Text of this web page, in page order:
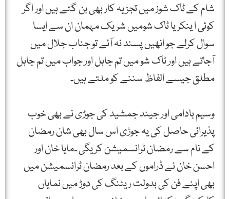
شام کے ٹاک شوز میں تجزیہ کار بھی بن گئے ہیں اور اگر
کوئی ا ینکر یا ٹاک شومیں شریک مہمان ان سے ایسا
سوال کرلے جو انھیں پسند نہ آئے تو جناب جلال میں
آجاتے ہیں اور ٹاک شو میں تم جاہل اور جواب میں تم جاہل
مطلق جیسے الفاظ سننے کو ملتے ہیں۔
وسیم بادامی اور جیند جمشید کی جوڑی نے بھی خوب
پذیرائی حاصل کی یہ جوڑی اس سال بھی شان رمضان
کے نام سے رمضان ٹرانسمیشن کریگی ۔مایا خان اور
احسن خان نے ڈراموں کے بعد رمضان ٹرانسمیشن میں
بھی اپنے فن کی بدولت ریٹنگ کی دوڑ میں نمایاں